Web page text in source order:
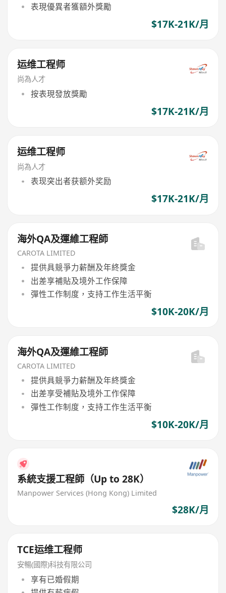
表現優異者獲額外獎勵
$17K-21K/月
运维工程师
尚為人才
按表現發放獎勵
$17K-21K/月
运维工程师
尚為人才
表现突出者获额外奖励
$17K-21K/月
海外QA及運維工程師
CAROTA LIMITED
提供具競爭力薪酬及年終獎金
出差享補貼及境外工作保障
彈性工作制度，支持工作生活平衡
$10K-20K/月
海外QA及運維工程師
CAROTA LIMITED
提供具競爭力薪酬及年終獎金
出差享受補貼及境外工作保障
彈性工作制度，支持工作生活平衡
$10K-20K/月
系統支援工程師（Up to 28K）
Manpower Services (Hong Kong) Limited
$28K/月
TCE运维工程师
安暢(國際)科技有限公司
享有已婚假期